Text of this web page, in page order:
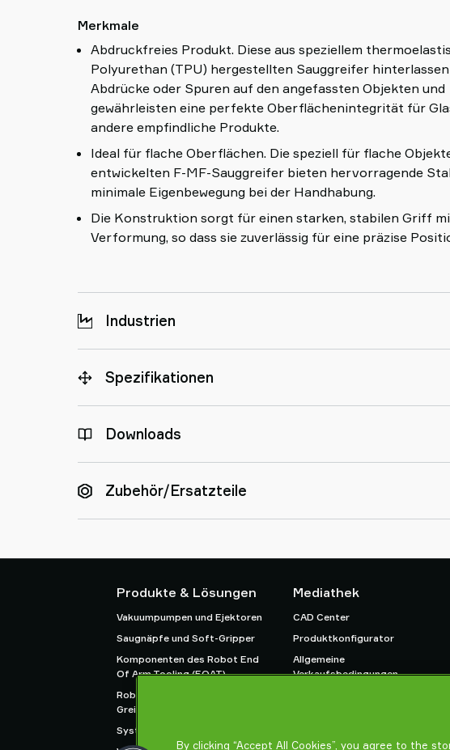
Merkmale
Abdruckfreies Produkt. Diese aus speziellem
Polyurethan (TPU) hergestellten Sauggreifer
Abdrücke oder Spuren auf den angefassten Objekten und
gewährleisten eine perfekte Oberflächenintegrität für
andere empfindliche Produkte.
Ideal für flache Oberflächen. Die speziell für flache
entwickelten F-MF-Sauggreifer bieten hervorragende
minimale Eigenbewegung bei der Handhabung.
Die Konstruktion sorgt für einen starken, stabilen Griff
Verformung, so dass sie zuverlässig für eine präzise
Industrien
Spezifikationen
Downloads
Zubehör/Ersatzteile
Produkte & Lösungen
Vakuumpumpen und Ejektoren
Saugnäpfe und Soft-Gripper
Komponenten des Robot End
Of Arm Tooling (EOAT)
Roboter- und Cobot-
Greiflösungen
System- und Lösungszubehör
Mediathek
CAD Center
Produktkonfigurator
Allgemeine
Verkaufsbedingungen
By clicking “Accept All Cookies”, you agree to the